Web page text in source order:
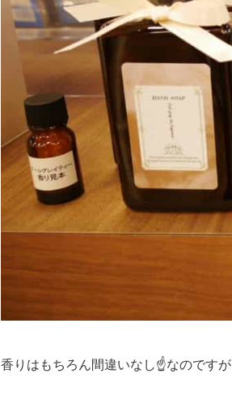
香りはもちろん間違いなし☝️なのですが